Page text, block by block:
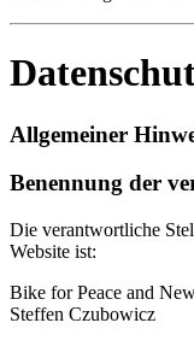
Allgemeiner
Benennung der
Die verantwortliche
Website ist:
Bike for Peace and
Steffen Czubowicz